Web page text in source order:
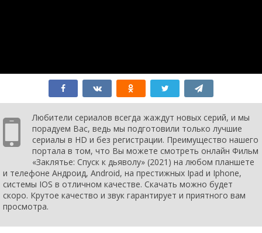
Любители сериалов всегда жаждут новых серий, и мы
порадуем Вас, ведь мы подготовили только лучшие
сериалы в HD и без регистрации. Преимущество нашего
портала в том, что Вы можете смотреть онлайн Фильм
«Заклятье: Спуск к дьяволу» (2021) на любом планшете
и телефоне Андроид, Android, на престижных Ipad и Iphone,
системы IOS в отличном качестве. Скачать можно будет
скоро. Крутое качество и звук гарантирует и приятного вам
просмотра.